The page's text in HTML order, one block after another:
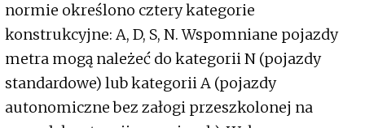
normie określono cztery kategorie
konstrukcyjne: A, D, S, N. Wspomniane pojazdy
metra mogą należeć do kategorii N (pojazdy
standardowe) lub kategorii A (pojazdy
autonomiczne bez załogi przeszkolonej na